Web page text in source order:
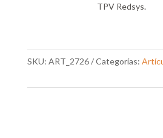
TPV Redsys.
SKU: ART_2726 Categorías: